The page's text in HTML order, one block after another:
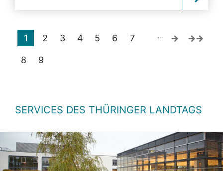
1 2 3 4 5 6 7
8 9
…
SERVICES DES THÜRINGER LANDTAGS